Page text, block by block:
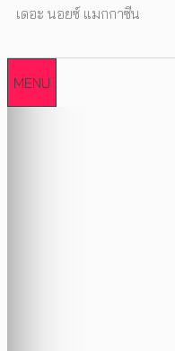
เดอะ นอยซ์ แมกกาซีน
MENU